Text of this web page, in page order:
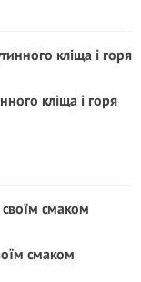
кліща і горя
смаком